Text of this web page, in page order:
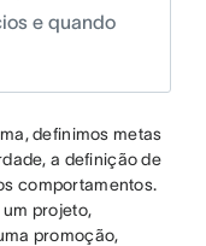
e quando
definimos metas
a definição de
comportamentos.
projeto,
promoção,